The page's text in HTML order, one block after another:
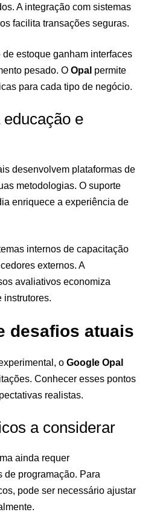
A integração com sistemas
facilita transações seguras.
de estoque ganham interfaces
pesado. O Opal permite
para cada tipo de negócio.
e
desenvolvem plataformas de
metodologias. O suporte
enriquece a experiência de
internos de capacitação
externos. A
avaliativos economiza
instrutores.
desafios atuais
o Google Opal
Conhecer esses pontos
realistas.
a considerar
ainda requer
de programação. Para
pode ser necessário ajustar